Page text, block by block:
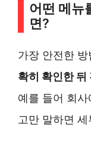
어떤 메뉴
면?
가장 안전한 방
확히 확인한 뒤
예를 들어 회사
고만 말하면